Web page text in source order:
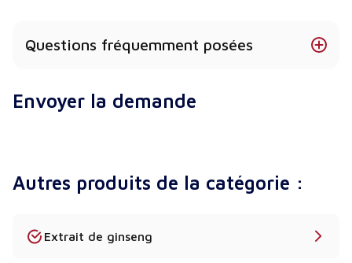
Questions fréquemment posées
Crue et l’Extrait de Maca Gélatinisée ?
que le système digestif humain ne peut pas
facilement décomposer. Par conséquent, la
souvent des ballonnements, des gaz et de graves
Envoyer la demande
Autres produits de la catégorie :
Extrait de ginseng